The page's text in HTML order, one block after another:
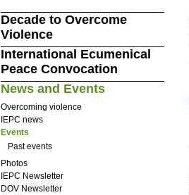
Decade to Overcome
Violence
International Ecumenical
Peace Convocation
News and Events
Overcoming violence
IEPC news
Events
Past events
Photos
IEPC Newsletter
DOV Newsletter